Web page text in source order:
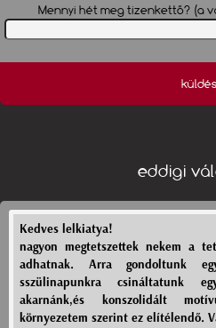
Mennyi hét meg tizenkettő? (a
küldés
eddigi
Kedves lelkiatya!
nagyon megtetszettek nekem a
adhatnak. Arra gondoltunk
sszülinapunkra csináltatunk
akarnánk,és konszolidált
környezetem szerint ez elítélendő.